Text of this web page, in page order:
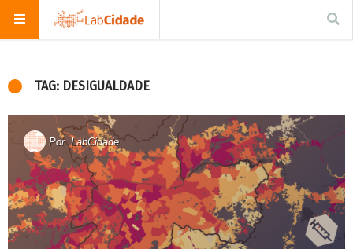
TAG: DESIGUALDADE
PorLabCidade